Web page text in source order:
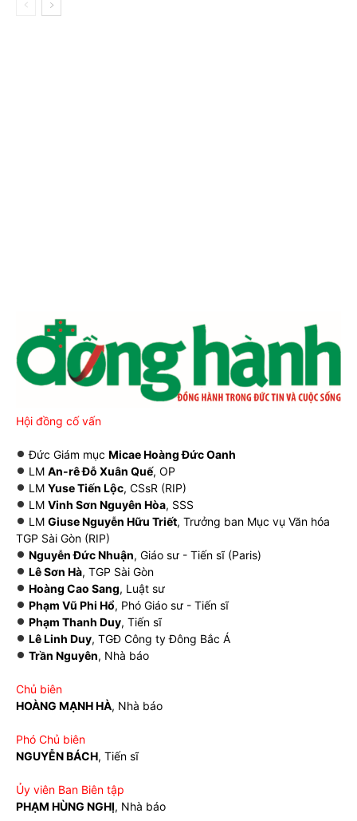
Hội đồng cố vấn
Đức Giám mục Micae Hoàng Đức Oanh
LM An-rê Đỗ Xuân Quế, OP
LM Yuse Tiến Lộc, CSsR (RIP)
LM Vinh Sơn Nguyên Hòa, SSS
LM Giuse Nguyễn Hữu Triết, Trưởng ban Mục vụ Văn hóa
TGP Sài Gòn (RIP)
Nguyễn Đức Nhuận, Giáo sư - Tiến sĩ (Paris)
Lê Sơn Hà, TGP Sài Gòn
Hoàng Cao Sang, Luật sư
Phạm Vũ Phi Hổ, Phó Giáo sư - Tiến sĩ
Phạm Thanh Duy, Tiến sĩ
Lê Linh Duy, TGĐ Công ty Đông Bắc Á
Trần Nguyên, Nhà báo
Chủ biên
HOÀNG MẠNH HÀ, Nhà báo
Phó Chủ biên
NGUYỄN BÁCH, Tiến sĩ
Ủy viên Ban Biên tập
PHẠM HÙNG NGHỊ, Nhà báo